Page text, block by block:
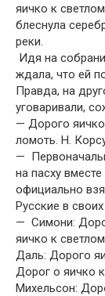
яичко к
блеснула
реки.
Идя на
ждала, что ей
Правда, на
уговаривали,
— Дорого
ломоть. Н.
—
на пасху
официально
Русские в
— Симони:
яичко к
Даль: Дорого
Дорог о яичко
Михельсон: